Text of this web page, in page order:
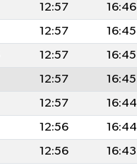
12:57 16:46
12:57 16:45
12:57 16:45
12:57 16:45
12:57 16:44
12:56 16:44
12:56 16:43